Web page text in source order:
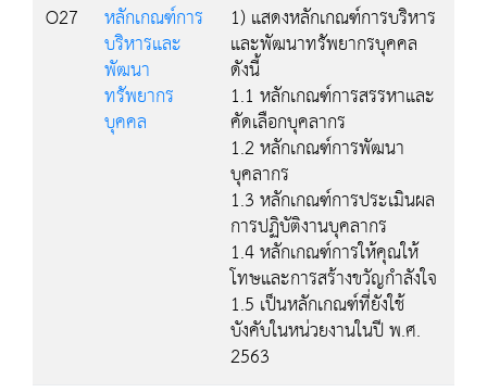
O27
หลักเกณฑ์การ
บริหารและ
พัฒนา
ทรัพยากร
บุคคล
1) แสดงหลักเกณฑ์การบริหาร
และพัฒนาทรัพยากรบุคคล
ดังนี้
1.1 หลักเกณฑ์การสรรหาและ
คัดเลือกบุคลากร
1.2 หลักเกณฑ์การพัฒนา
บุคลากร
1.3 หลักเกณฑ์การประเมินผล
การปฏิบัติงานบุคลากร
1.4 หลักเกณฑ์การให้คุณให้
โทษและการสร้างขวัญกำลังใจ
1.5 เป็นหลักเกณฑ์ที่ยังใช้
บังคับในหน่วยงานในปี พ.ศ.
2563